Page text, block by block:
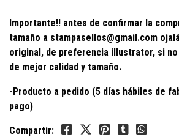
Importante!! antes de confirmar la
tamaño a stampasellos@gmail.com
original, de preferencia illustrator, si
de mejor calidad y tamaño.
-Producto a pedido (5 días hábiles de
pago)
Compartir: